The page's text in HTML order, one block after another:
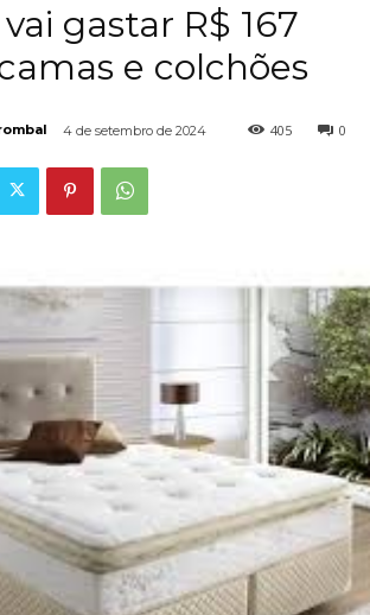
gastar R$ 167
e colchões
4 de setembro de 2024 0
405